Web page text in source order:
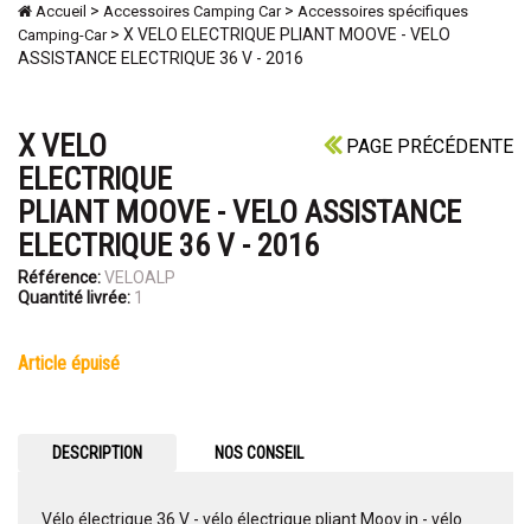
Accueil > Accessoires Camping Car> Accessoires spécifiques
Camping-Car > X VELO ELECTRIQUE PLIANT MOOVE - VELO
ASSISTANCE ELECTRIQUE 36 V - 2016
PAGE PRÉCÉDENTE
X VELO
ELECTRIQUE
PLIANT MOOVE - VELO ASSISTANCE
ELECTRIQUE 36 V - 2016
Référence:VELOALP
Quantité livrée: 1
article épuisé
DESCRIPTION NOS CONSEIL
Vélo électrique 36 V - vélo électrique pliant Moov in - vélo